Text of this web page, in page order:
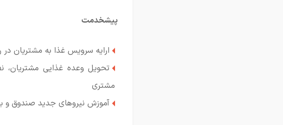
پیشخدمت
ارایه سرویس غذا به مشتریان در
مشتری
آموزش نیروهای جدید صندوق و